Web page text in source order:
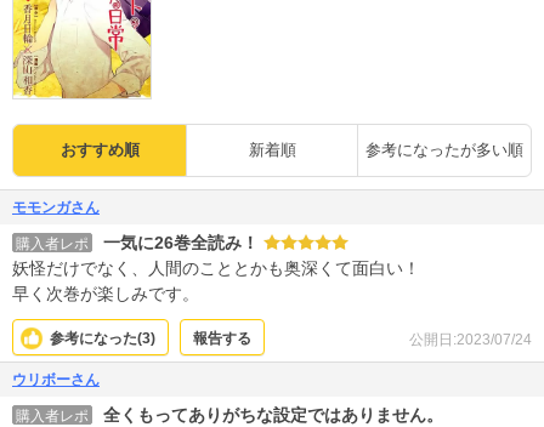
おすすめ順 新着順 参考になったが多い順
モモンガさん
購入者レポ
一気に26巻全読み！
妖怪だけでなく、人間のこととかも奥深くて面白い！
早く次巻が楽しみです。
公開日:2023/07/24
参考になった(3) 報告する
ウリボーさん
購入者レポ
全くもってありがちな設定ではありません。